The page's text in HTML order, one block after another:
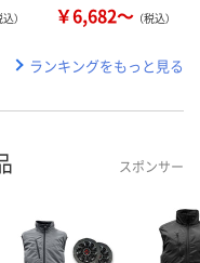
込） ￥6,682～ （税込）
ランキングをもっと見る
スポンサー